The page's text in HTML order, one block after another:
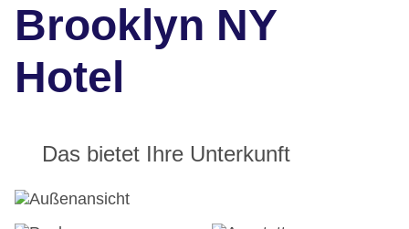
Brooklyn NY
Hotel
Das bietet Ihre Unterkunft